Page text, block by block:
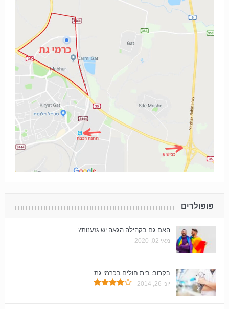
פופולרים
האם גם בקהילה הגאה יש גזענות?
מאי 02, 2020
בקרוב: בית חולים בכרמי גת
יוני 26, 2014